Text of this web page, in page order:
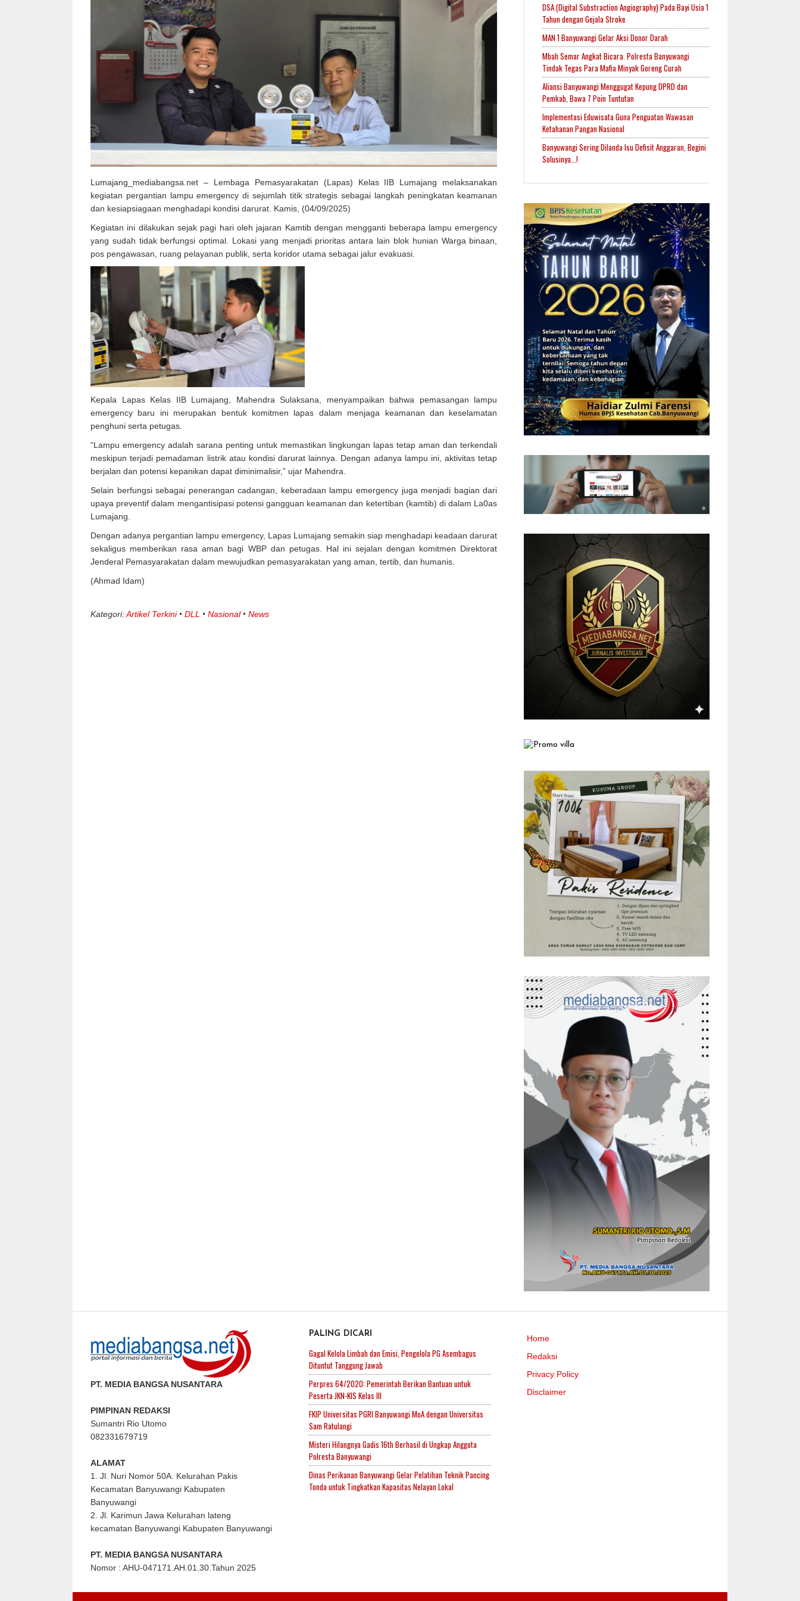
Lumajang_mediabangsa.net – Lembaga Pemasyarakatan (Lapas) Kelas IIB Lumajang melaksanakan
kegiatan pergantian lampu emergency di sejumlah titik strategis sebagai langkah peningkatan keamanan
dan kesiapsiagaan menghadapi kondisi darurat. Kamis, (04/09/2025)
Kegiatan ini dilakukan sejak pagi hari oleh jajaran Kamtib dengan mengganti beberapa lampu emergency
yang sudah tidak berfungsi optimal. Lokasi yang menjadi prioritas antara lain blok hunian Warga binaan,
pos pengawasan, ruang pelayanan publik, serta koridor utama sebagai jalur evakuasi.
Kepala Lapas Kelas IIB Lumajang, Mahendra Sulaksana, menyampaikan bahwa pemasangan lampu
emergency baru ini merupakan bentuk komitmen lapas dalam menjaga keamanan dan keselamatan
penghuni serta petugas.
“Lampu emergency adalah sarana penting untuk memastikan lingkungan lapas tetap aman dan terkendali
meskipun terjadi pemadaman listrik atau kondisi darurat lainnya. Dengan adanya lampu ini, aktivitas tetap
berjalan dan potensi kepanikan dapat diminimalisir,” ujar Mahendra.
Selain berfungsi sebagai penerangan cadangan, keberadaan lampu emergency juga menjadi bagian dari
upaya preventif dalam mengantisipasi potensi gangguan keamanan dan ketertiban (kamtib) di dalam La0as
Lumajang.
Dengan adanya pergantian lampu emergency, Lapas Lumajang semakin siap menghadapi keadaan darurat
sekaligus memberikan rasa aman bagi WBP dan petugas. Hal ini sejalan dengan komitmen Direktorat
Jenderal Pemasyarakatan dalam mewujudkan pemasyarakatan yang aman, tertib, dan humanis.
(Ahmad Idam)
Kategori:Artikel Terkini DLL Nasional News
DSA (Digital Substraction Angiography) Pada Bayi Usia 1
Tahun dengan Gejala Stroke
MAN 1 Banyuwangi Gelar Aksi Donor Darah
Mbah Semar Angkat Bicara. Polresta Banyuwangi
Tindak Tegas Para Mafia Minyak Goreng Curah
Aliansi Banyuwangi Menggugat Kepung DPRD dan
Pemkab, Bawa 7 Poin Tuntutan
Implementasi Eduwisata Guna Penguatan Wawasan
Ketahanan Pangan Nasional
Banyuwangi Sering Dilanda Isu Defisit Anggaran, Begini
Solusinya...!
PT. MEDIA BANGSA NUSANTARA
PIMPINAN REDAKSI
Sumantri Rio Utomo
082331679719
ALAMAT
1. Jl. Nuri Nomor 50A. Kelurahan Pakis
Kecamatan Banyuwangi Kabupaten
Banyuwangi
2. Jl. Karimun Jawa Kelurahan lateng
kecamatan Banyuwangi Kabupaten Banyuwangi
PT. MEDIA BANGSA NUSANTARA
Nomor : AHU-047171.AH.01.30.Tahun 2025
PALING DICARI
Gagal Kelola Limbah dan Emisi, Pengelola PG Asembagus
Dituntut Tanggung Jawab
Perpres 64/2020: Pemerintah Berikan Bantuan untuk
Peserta JKN-KIS Kelas III
FKIP Universitas PGRI Banyuwangi MoA dengan Universitas
Sam Ratulangi
Misteri Hilangnya Gadis 16th Berhasil di Ungkap Anggota
Polresta Banyuwangi
Dinas Perikanan Banyuwangi Gelar Pelatihan Teknik Pancing
Tonda untuk Tingkatkan Kapasitas Nelayan Lokal
Home
Redaksi
Privacy Policy
Disclaimer